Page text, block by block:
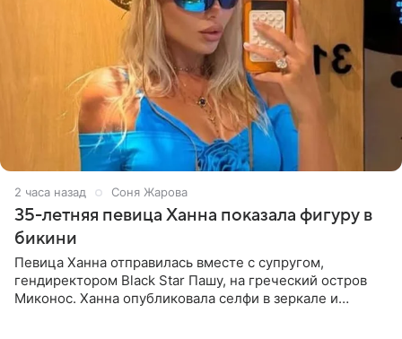
2 часа назад Соня Жарова
35-летняя певица Ханна показала фигуру в
бикини
Певица Ханна отправилась вместе с супругом,
гендиректором Black Star Пашу, на греческий остров
Миконос. Ханна опубликовала селфи в зеркале и